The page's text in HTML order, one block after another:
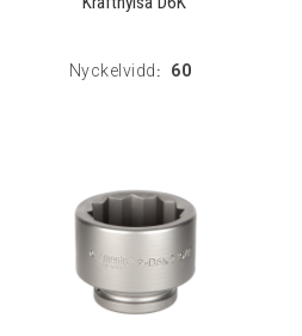
Nyckelvidd : 60